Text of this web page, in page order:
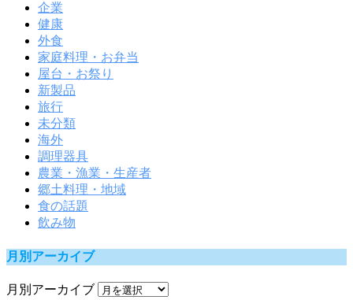
企業
健康
外食
家庭料理・お弁当
屋台・お祭り
新製品
旅行
未分類
海外
調理器具
農業・漁業・生産者
郷土料理・地域
食の話題
飲み物
月別アーカイブ
月別アーカイブ